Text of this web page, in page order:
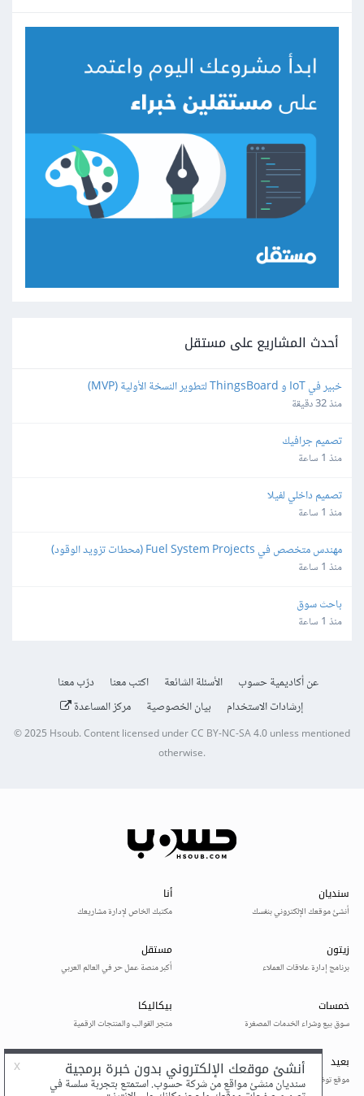
أحدث المشاريع على مستقل
خبير في IoT و ThingsBoard لتطوير النسخة الأولية (MVP)
منذ 32 دقيقة
تصميم جرافيك
منذ 1 ساعة
تصميم داخلي لفيلا
منذ 1 ساعة
مهندس متخصص في Fuel System Projects (محطات تزويد الوقود)
منذ 1 ساعة
باحث سوق
منذ 1 ساعة
عن أكاديمية حسوب الأسئلة الشائعة اكتب معنا
درّب معنا
إرشادات الاستخدام
بيان الخصوصية مركز المساعدة
© 2025 Hsoub.Content licensed underCC BY-NC-SA 4.0unless mentioned
otherwise.